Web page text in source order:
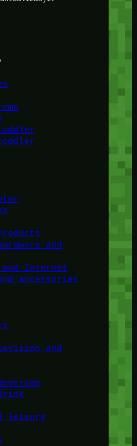
and
and Internet
accessories
and
leisure